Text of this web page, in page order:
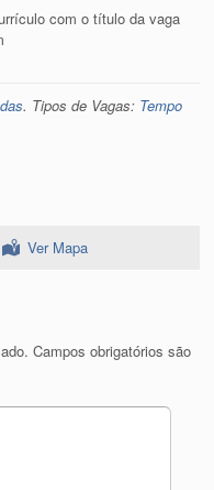
com o título da vaga
. Tipos de Vagas: Tempo
Ver Mapa
Campos obrigatórios são